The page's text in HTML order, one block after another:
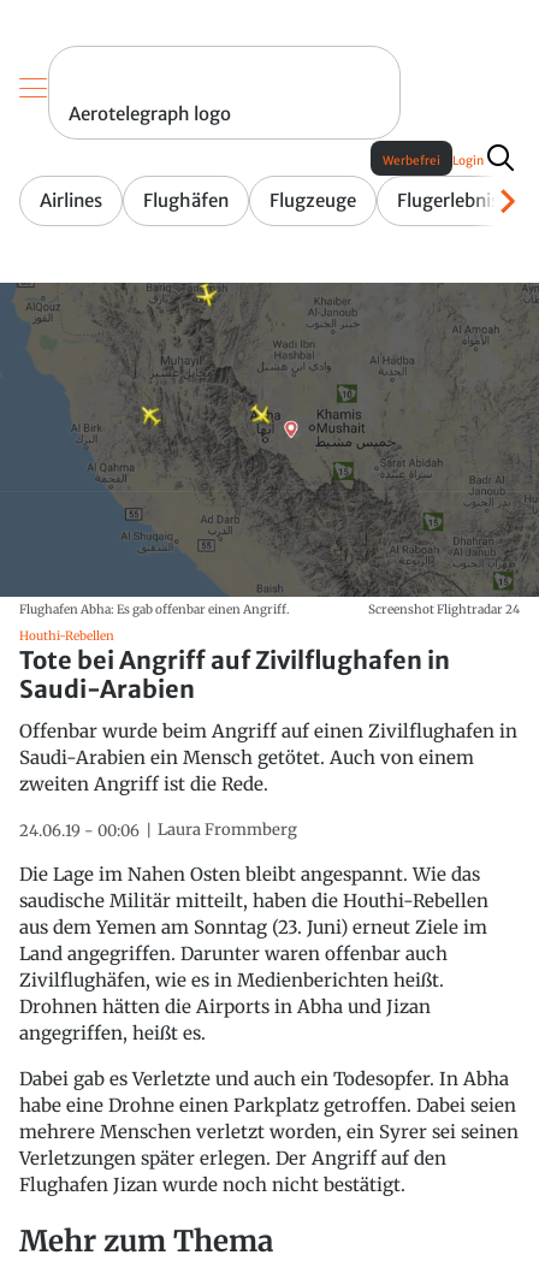
Aerotelegraph logo
Airlines Flughäfen Flugzeuge Flugerlebnis
Werbefrei Login
Flughafen Abha: Es gab offenbar einen Angriff.
Screenshot Flightradar 24
Houthi-Rebellen
Tote bei Angriff auf Zivilflughafen in
Saudi-Arabien
Offenbar wurde beim Angriff auf einen Zivilflughafen in
Saudi-Arabien ein Mensch getötet. Auch von einem
zweiten Angriff ist die Rede.
24.06.19 - 00:06 Laura Frommberg
Die Lage im Nahen Osten bleibt angespannt. Wie das
saudische Militär mitteilt, haben die Houthi-Rebellen
aus dem Yemen am Sonntag (23. Juni) erneut Ziele im
Land angegriffen. Darunter waren offenbar auch
Zivilflughäfen, wie es in Medienberichten heißt.
Drohnen hätten die Airports in Abha und Jizan
angegriffen, heißt es.
Dabei gab es Verletzte und auch ein Todesopfer. In Abha
habe eine Drohne einen Parkplatz getroffen. Dabei seien
mehrere Menschen verletzt worden, ein Syrer sei seinen
Verletzungen später erlegen. Der Angriff auf den
Flughafen Jizan wurde noch nicht bestätigt.
Mehr zum Thema